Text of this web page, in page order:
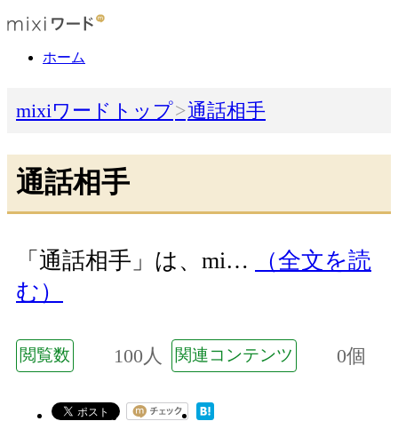
ホーム
mixiワードトップ 通話相手
通話相手
「通話相手」は、mi…
（全文を読
む）
閲覧数 100人 関連コンテンツ 0個